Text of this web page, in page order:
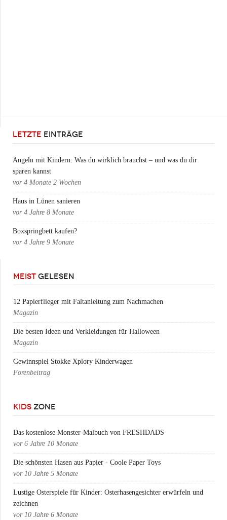
LETZTE EINTRÄGE
Angeln mit Kindern: Was du wirklich brauchst – und was du dir
sparen kannst
vor 4 Monate 2 Wochen
Haus in Lünen sanieren
vor 4 Jahre 8 Monate
Boxspringbett kaufen?
vor 4 Jahre 9 Monate
MEIST GELESEN
12 Papierflieger mit Faltanleitung zum Nachmachen
Magazin
Die besten Ideen und Verkleidungen für Halloween
Magazin
Gewinnspiel Stokke Xplory Kinderwagen
Forenbeitrag
KIDS ZONE
Das kostenlose Monster-Malbuch von FRESHDADS
vor 6 Jahre 10 Monate
Die schönsten Hasen aus Papier - Coole Paper Toys
vor 10 Jahre 5 Monate
Lustige Osterspiele für Kinder: Osterhasengesichter erwürfeln und
zeichnen
vor 10 Jahre 6 Monate